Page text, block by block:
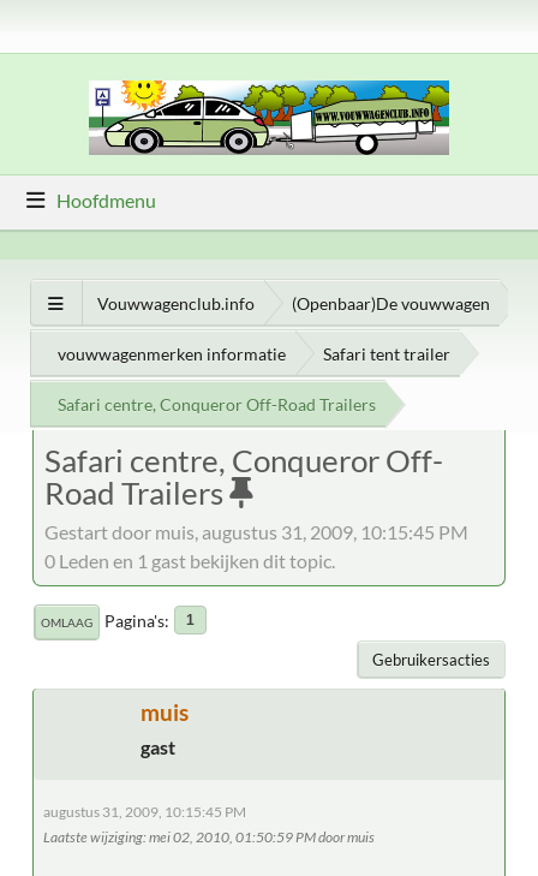
Hoofdmenu
Vouwwagenclub.info (Openbaar)De vouwwagen
vouwwagenmerken informatie Safari tent trailer
Safari centre, Conqueror Off-Road Trailers
Safari centre, Conqueror Off-
Road Trailers
Gestart door muis, augustus 31, 2009, 10:15:45 PM
0 Leden en 1 gast bekijken dit topic.
OMLAAG Pagina's 1
Gebruikersacties
muis
gast
augustus 31, 2009, 10:15:45 PM
Laatste wijziging: mei 02, 2010, 01:50:59 PM door muis